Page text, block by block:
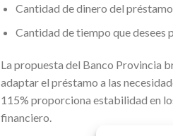
Cantidad de dinero del préstamo.
Cantidad de tiempo que desees
La propuesta del Banco Provincia
adaptar el préstamo a las
115% proporciona estabilidad en
financiero.